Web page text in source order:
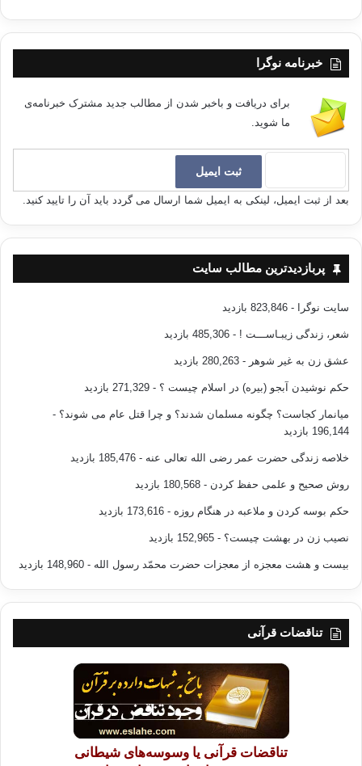
معيار هاي مادي_ چيزي غير از پيروزي مسلمانان را نشان ميداد، اما با اين همه
وصيت كرد تمامي دارايش را به مسلمانان ببخشد، شهادتين را بر زبان آورد و در
كسوت رزمنده اي مسلمان پاي به ميدان احد نهاد و پس از گذشت چند لحظه،
آري، پيوستن به اخوان در آن شرايط تنگ و دشوار، ياد آور مسلمان شدن
«مخيريق» دانشمند شهيد نبرد اُحُد است!!
———————————————–
مولف : عبدالفتاح خالد
انتشارات : نشر احسان
کپی آدرس
خبرنامه نوگرا
برای دریافت و باخبر شدن از مطالب جدید مشترک خبرنامه‌ی
ما شوید.
بعد از ثبت ایمیل، لینکی به ایمیل شما ارسال می گردد باید آن را تایید کنید.
پربازدیدترین مطالب سایت
سایت نوگرا - 823,846 بازدید
شعر، زندگی زیبـاســـت ! - 485,306 بازدید
عشق زن به غیر شوهر - 280,263 بازدید
حکم نوشیدن آبجو (بیره) در اسلام چیست ؟ - 271,329 بازدید
میانمار کجاست؟ چگونه مسلمان شدند؟ و چرا قتل عام می شوند؟ -
196,144 بازدید
خلاصه زندگی حضرت عمر رضی الله تعالی عنه - 185,476 بازدید
روش صحیح و علمی حفظ کردن - 180,568 بازدید
حکم بوسه کردن و ملاعبه در هنگام روزه - 173,616 بازدید
نصیب زن در بهشت چیست؟ - 152,965 بازدید
بیست و هشت معجزه از معجزات حضرت محمّد رسول الله - 148,960 بازدید
تناقضات قرآنی
تناقضات قرآنی یا وسوسه‌های شیطانی